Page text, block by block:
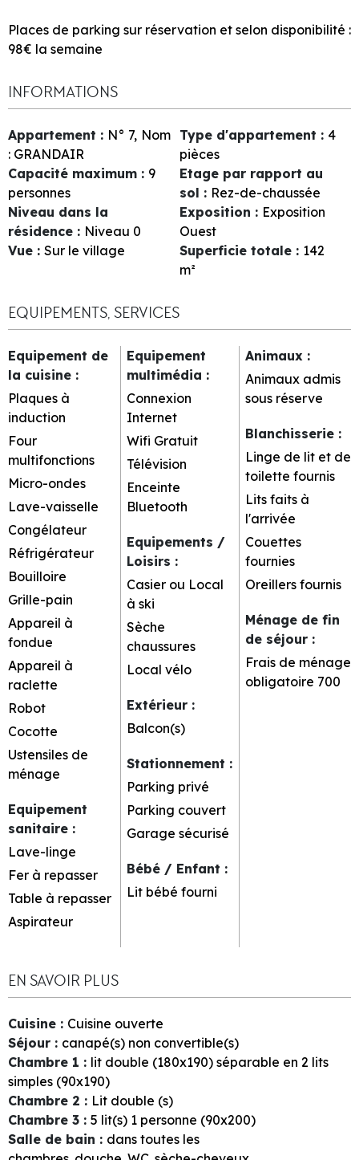
Places de parking sur réservation et selon disponibilité :
98€ la semaine
INFORMATIONS
Appartement : N° 7 Nom
: GRANDAIR
Type d'appartement : 4
pièces
Capacité maximum : 9
personnes
Etage par rapport au
sol : Rez-de-chaussée
Niveau dans la
résidence : Niveau 0
Exposition : Exposition
Ouest
Vue : Sur le village Superficie totale : 142
m²
EQUIPEMENTS, SERVICES
Equipement de
la cuisine :
Plaques à
induction
Four
multifonctions
Micro-ondes
Lave-vaisselle
Congélateur
Réfrigérateur
Bouilloire
Grille-pain
Appareil à
fondue
Appareil à
raclette
Robot
Cocotte
Ustensiles de
ménage
Equipement
sanitaire :
Lave-linge
Fer à repasser
Table à repasser
Aspirateur
Equipement
multimédia :
Connexion
Internet
Wifi Gratuit
Télévision
Enceinte
Bluetooth
Equipements /
Loisirs :
Casier ou Local
à ski
Sèche
chaussures
Local vélo
Extérieur :
Balcon(s)
Stationnement :
Parking privé
Parking couvert
Garage sécurisé
Bébé / Enfant :
Lit bébé fourni
Animaux :
Animaux admis
sous réserve
Blanchisserie :
Linge de lit et de
toilette fournis
Lits faits à
l'arrivée
Couettes
fournies
Oreillers fournis
Ménage de fin
de séjour :
Frais de ménage
obligatoire 700
EN SAVOIR PLUS
Cuisine : Cuisine ouverte
Séjour : canapé(s) non convertible(s)
Chambre 1 : lit double (180x190) séparable en 2 lits
simples (90x190)
Chambre 2 : Lit double (s)
Chambre 3 : 5 lit(s) 1 personne (90x200)
Salle de bain : dans toutes les